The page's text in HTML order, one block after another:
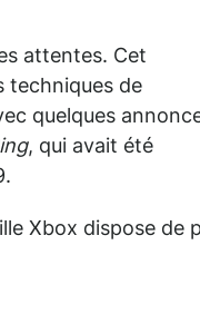
attentes. Cet
techniques de
quelques
, qui avait été
Xbox dispose de